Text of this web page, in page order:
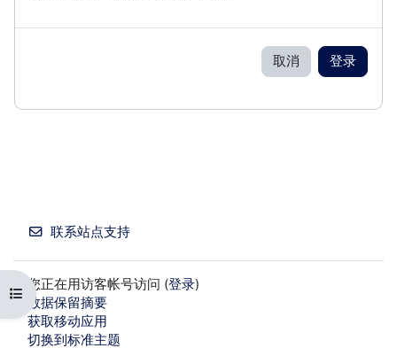
打开课程索引
取消 登录
联系站点支持
您正在用访客帐号访问 (登录)
‎数据保留摘要‎
获取移动应用
切换到标准主题